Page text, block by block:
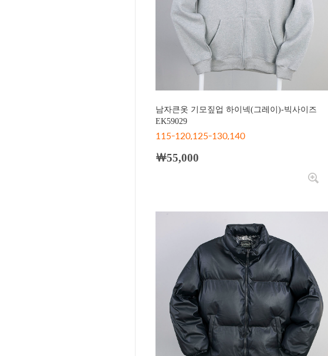
남자큰옷 기모짚업 하이넥(그레이)-빅사이즈
EK59029
115-120,125-130,140
￦55,000